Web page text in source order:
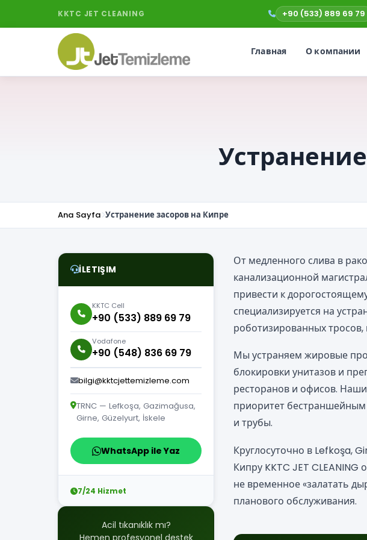
KKTC JET CLEANING +90 (533) 889 69 79
Главная О компании
Ana Sayfa Устранение засоров на Кипре
İLETIŞIM
KKTC Cell
+90 (533) 889 69 79
Vodafone
+90 (548) 836 69 79
bilgi@kktcjettemizleme.com
TRNC — Lefkoşa, Gazimağusa,
Girne, Güzelyurt, İskele
WhatsApp ile Yaz
7/24 Hizmet
Acil tıkanıklık mı?
Hemen profesyonel destek
От медленного слива в
канализационной
привести к
специализируется на
роботизированных
Мы устраняем жировые
блокировки унитазов и
ресторанов и офисов.
приоритет
и трубы.
Круглосуточно в Lefkoşa,
Кипру KKTC JET
не временное «залатать
планового обслуживания.